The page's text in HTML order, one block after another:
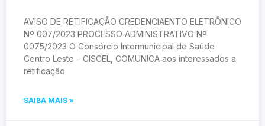
AVISO DE RETIFICAÇÃO CREDENCIAENTO ELETRÔNICO
Nº 007/2023 PROCESSO ADMINISTRATIVO Nº
0075/2023 O Consórcio Intermunicipal de Saúde
Centro Leste – CISCEL, COMUNICA aos interessados a
retificação
SAIBA MAIS »